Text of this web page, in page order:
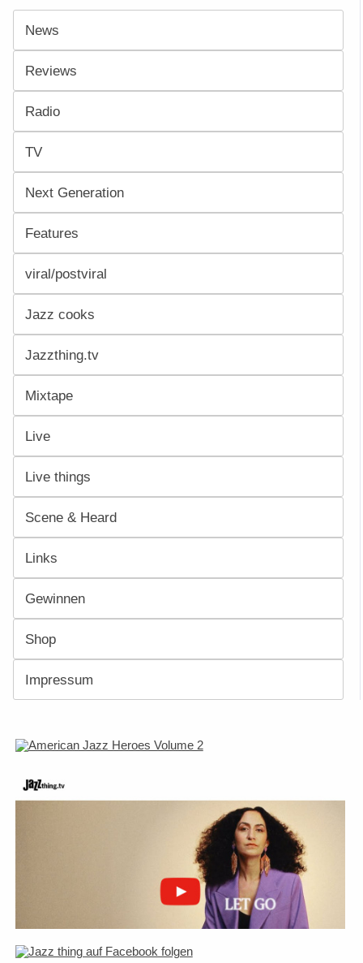
News
Reviews
Radio
TV
Next Generation
Features
viral/postviral
Jazz cooks
Jazzthing.tv
Mixtape
Live
Live things
Scene & Heard
Links
Gewinnen
Shop
Impressum